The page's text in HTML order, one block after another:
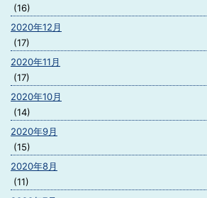
(16)
2020年12月
(17)
2020年11月
(17)
2020年10月
(14)
2020年9月
(15)
2020年8月
(11)